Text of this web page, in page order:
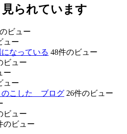
られています
ビュー
ュー
なっている 48件のビュー
ビュー
ー
ュー
こした ブログ 26件のビュー
ビュー
のビュー